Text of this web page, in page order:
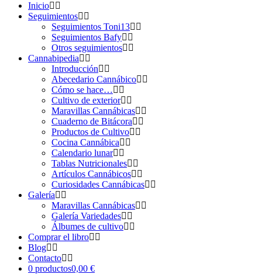
Inicio
Seguimientos
Seguimientos Toni13
Seguimientos Bafy
Otros seguimientos
Cannabipedia
Introducción
Abecedario Cannábico
Cómo se hace…
Cultivo de exterior
Maravillas Cannábicas
Cuaderno de Bitácora
Productos de Cultivo
Cocina Cannábica
Calendario lunar
Tablas Nutricionales
Artículos Cannábicos
Curiosidades Cannábicas
Galería
Maravillas Cannábicas
Galería Variedades
Álbumes de cultivo
Comprar el libro
Blog
Contacto
0 productos0,00 €